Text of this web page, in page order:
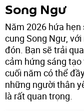
Song Ngư
Năm 2026 hứa
cung Song Ngư,
đón. Bạn sẽ trải
cảm hứng sáng
cuối năm có thể
những người thân
là rất quan trọng.